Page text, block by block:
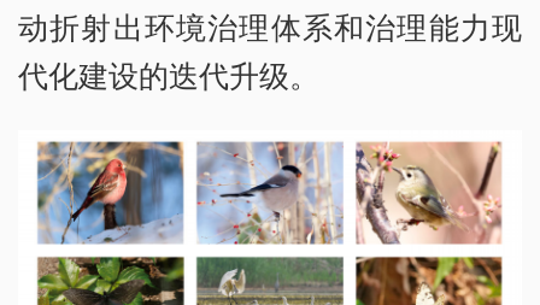
动折射出环境治理体系和治理能力现
代化建设的迭代升级。